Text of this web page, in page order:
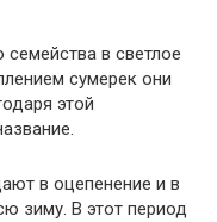
семейства в светлое
сумерек они
этой
в оцепенение и в
зиму. В этот период